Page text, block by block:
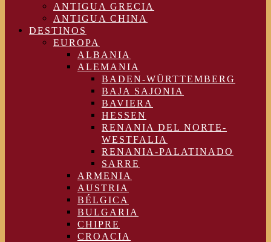
ANTIGUA GRECIA
ANTIGUA CHINA
DESTINOS
EUROPA
ALBANIA
ALEMANIA
BADEN-WÜRTTEMBERG
BAJA SAJONIA
BAVIERA
HESSEN
RENANIA DEL NORTE-
WESTFALIA
RENANIA-PALATINADO
SARRE
ARMENIA
AUSTRIA
BÉLGICA
BULGARIA
CHIPRE
CROACIA